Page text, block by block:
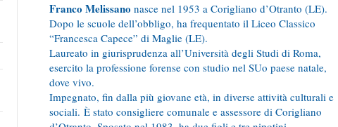
Franco Melissano nasce nel 1953 a Corigliano d’Otranto (LE).
Dopo le scuole dell’obbligo, ha frequentato il Liceo Classico
“Francesca Capece” di Maglie (LE).
Laureato in giurisprudenza all’Università degli Studi di Roma,
esercito la professione forense con studio nel SUo paese natale,
dove vivo.
Impegnato, fin dalla più giovane età, in diverse attività culturali e
sociali. È stato consigliere comunale e assessore di Corigliano